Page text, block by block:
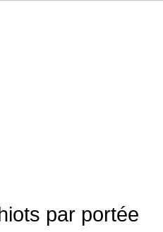
par portée